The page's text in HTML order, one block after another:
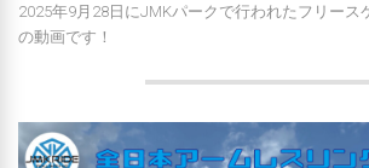
2025年9月28日にJMKパークで行われたフリース
の動画です！